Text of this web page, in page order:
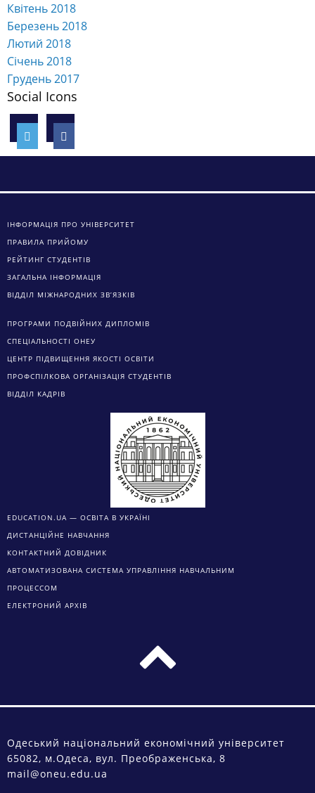
Квітень 2018
Березень 2018
Лютий 2018
Січень 2018
Грудень 2017
Social Icons
ІНФОРМАЦІЯ ПРО УНІВЕРСИТЕТ
ПРАВИЛА ПРИЙОМУ
РЕЙТИНГ СТУДЕНТІВ
ЗАГАЛЬНА ІНФОРМАЦІЯ
ВІДДІЛ МІЖНАРОДНИХ ЗВ’ЯЗКІВ
ПРОГРАМИ ПОДВІЙНИХ ДИПЛОМІВ
СПЕЦІАЛЬНОСТІ ОНЕУ
ЦЕНТР ПІДВИЩЕННЯ ЯКОСТІ ОСВІТИ
ПРОФСПІЛКОВА ОРГАНІЗАЦІЯ СТУДЕНТІВ
ВІДДІЛ КАДРІВ
EDUCATION.UA — ОСВІТА В УКРАЇНІ
ДИСТАНЦІЙНЕ НАВЧАННЯ
КОНТАКТНИЙ ДОВІДНИК
АВТОМАТИЗОВАНА СИСТЕМА УПРАВЛІННЯ НАВЧАЛЬНИМ
ПРОЦЕССОМ
ЕЛЕКТРОНИЙ АРХІВ
Одеський національний економічний університет
65082, м.Одеса, вул. Преображенська, 8
mail@oneu.edu.ua